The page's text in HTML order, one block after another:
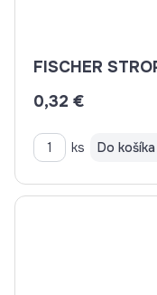
FISCHER
0,32 €
ks Do košíka